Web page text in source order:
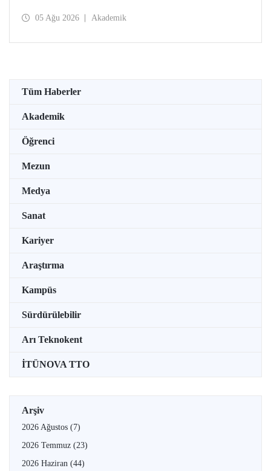
Koşullarına Bağlı Mikrolif Salımı: Aşınma, UV Maruziyeti
05 Ağu 2026 Akademik
Tüm Haberler
Akademik
Öğrenci
Mezun
Medya
Sanat
Kariyer
Araştırma
Kampüs
Sürdürülebilir
Arı Teknokent
İTÜNOVA TTO
Arşiv
2026 Ağustos (7)
2026 Temmuz (23)
2026 Haziran (44)